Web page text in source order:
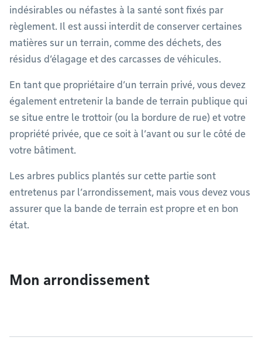
indésirables ou néfastes à la santé sont fixés par
règlement. Il est aussi interdit de conserver certaines
matières sur un terrain, comme des déchets, des
résidus d’élagage et des carcasses de véhicules.
En tant que propriétaire d’un terrain privé, vous devez
également entretenir la bande de terrain publique qui
se situe entre le trottoir (ou la bordure de rue) et votre
propriété privée, que ce soit à l’avant ou sur le côté de
votre bâtiment.
Les arbres publics plantés sur cette partie sont
entretenus par l’arrondissement, mais vous devez vous
assurer que la bande de terrain est propre et en bon
état.
Mon arrondissement